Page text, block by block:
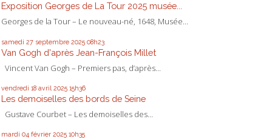
Exposition Georges de La Tour 2025 musée...
Georges de la Tour – Le nouveau-né, 1648, Musée...
samedi 27 septembre 2025 08h23
Van Gogh d'après Jean-François Millet
Vincent Van Gogh – Premiers pas, d’après...
vendredi 18 avril 2025 15h36
Les demoiselles des bords de Seine
Gustave Courbet – Les demoiselles des...
mardi 04 février 2025 10h35